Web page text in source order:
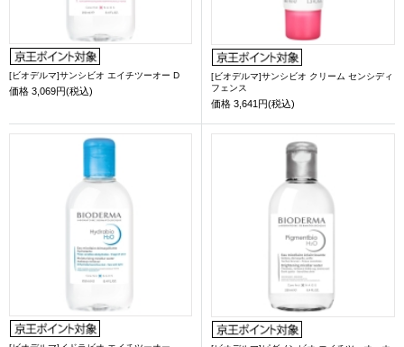
[ビオデルマ]サンシビオ エイチツーオー D
価格 3,069円(税込)
[ビオデルマ]サンシビオ クリーム センシディ
フェンス
価格 3,641円(税込)